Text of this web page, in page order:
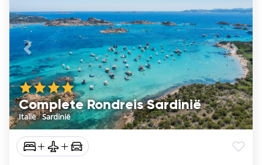
Complete Rondreis Sardinië
Italië/Sardinië
Vorige De